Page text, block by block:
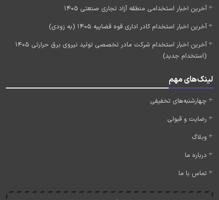
آخرین اخبار استخدامی منطقه آزاد تجاری صنعتی 1405
آخرین اخبار استخدام کادر اداری قوه قضاییه 1405 (به زودی)
آخرین اخبار استخدام شرکت مادر تخصصی تولید نیروی برق حرارتی 1405
(استخدام جدید)
لینک‌های مهم
چهارشنبه‌های تخفیفی
رضایت و قبولی
وبلاگ
درباره ما
تماس با ما